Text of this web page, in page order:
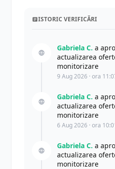
ISTORIC VERIFICĂRI
Gabriela C. a
actualizarea
monitorizare
9 Aug 2026 · ora
Gabriela C. a
actualizarea
monitorizare
6 Aug 2026 · ora
Gabriela C. a
actualizarea
monitorizare